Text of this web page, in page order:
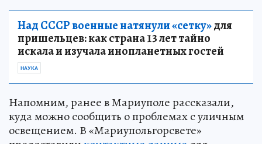
Над СССР военные натянули «сетку»для
пришельцев: как страна 13 лет тайно
искала и изучала инопланетных гостей
НАУКА
Напомним, ранее в Мариуполе рассказали,
куда можно сообщить о проблемах с уличным
освещением. В «Мариупольгорсвете»